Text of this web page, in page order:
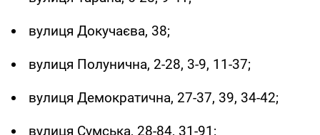
вулиця Докучаєва, 38;
вулиця Полунична, 2-28, 3-9, 11-37;
вулиця Демократична, 27-37, 39, 34-42;
вулиця Сумська, 28-84, 31-91;